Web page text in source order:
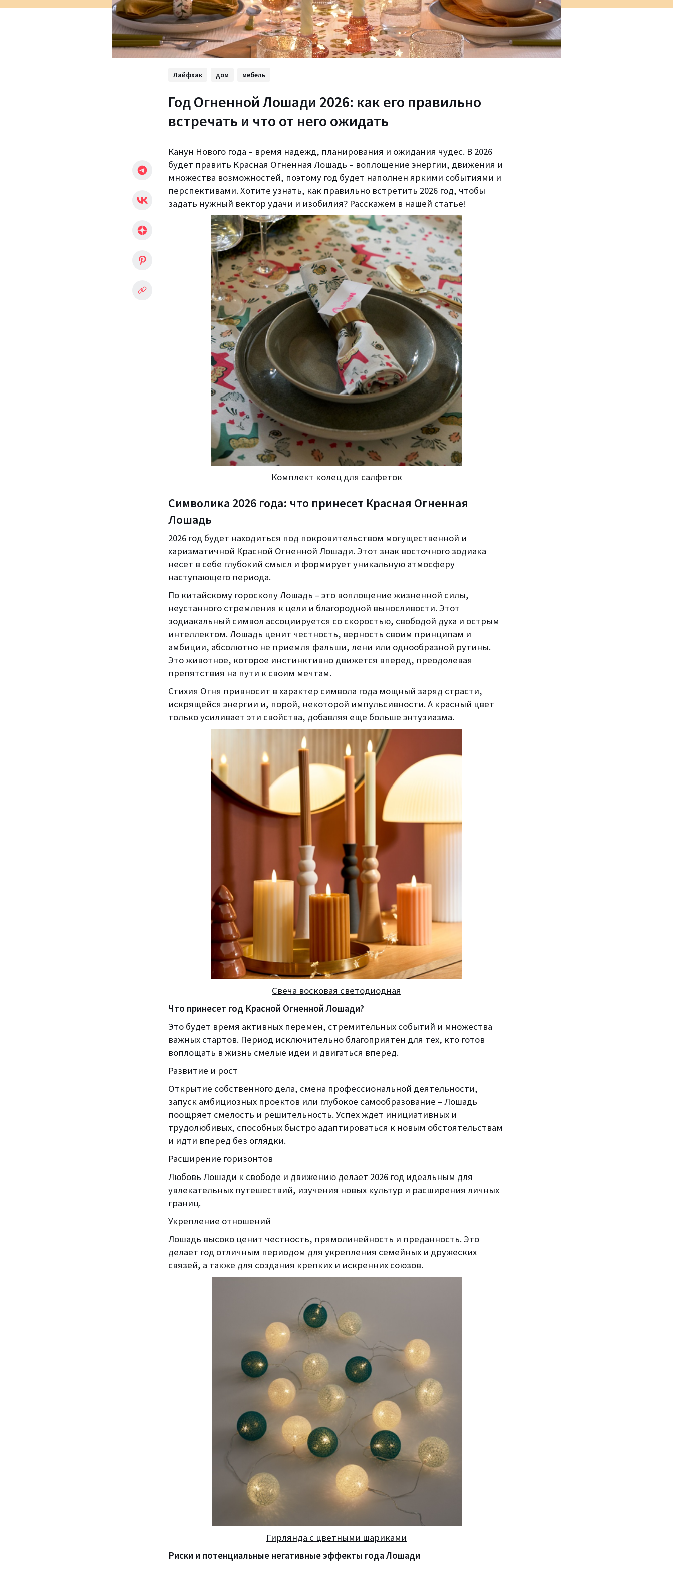
Лайфхак дом мебель
Год Огненной Лошади 2026: как его правильно
встречать и что от него ожидать
Канун Нового года – время надежд, планирования и ожидания чудес. В 2026
будет править Красная Огненная Лошадь – воплощение энергии, движения и
множества возможностей, поэтому год будет наполнен яркими событиями и
перспективами. Хотите узнать, как правильно встретить 2026 год, чтобы
задать нужный вектор удачи и изобилия? Расскажем в нашей статье!
Комплект колец для салфеток
Символика 2026 года: что принесет Красная Огненная
Лошадь
2026 год будет находиться под покровительством могущественной и
харизматичной Красной Огненной Лошади. Этот знак восточного зодиака
несет в себе глубокий смысл и формирует уникальную атмосферу
наступающего периода.
По китайскому гороскопу Лошадь – это воплощение жизненной силы,
неустанного стремления к цели и благородной выносливости. Этот
зодиакальный символ ассоциируется со скоростью, свободой духа и острым
интеллектом. Лошадь ценит честность, верность своим принципам и
амбиции, абсолютно не приемля фальши, лени или однообразной рутины.
Это животное, которое инстинктивно движется вперед, преодолевая
препятствия на пути к своим мечтам.
Стихия Огня привносит в характер символа года мощный заряд страсти,
искрящейся энергии и, порой, некоторой импульсивности. А красный цвет
только усиливает эти свойства, добавляя еще больше энтузиазма.
Свеча восковая светодиодная
Что принесет год Красной Огненной Лошади?
Это будет время активных перемен, стремительных событий и множества
важных стартов. Период исключительно благоприятен для тех, кто готов
воплощать в жизнь смелые идеи и двигаться вперед.
Развитие и рост
Открытие собственного дела, смена профессиональной деятельности,
запуск амбициозных проектов или глубокое самообразование – Лошадь
поощряет смелость и решительность. Успех ждет инициативных и
трудолюбивых, способных быстро адаптироваться к новым обстоятельствам
и идти вперед без оглядки.
Расширение горизонтов
Любовь Лошади к свободе и движению делает 2026 год идеальным для
увлекательных путешествий, изучения новых культур и расширения личных
границ.
Укрепление отношений
Лошадь высоко ценит честность, прямолинейность и преданность. Это
делает год отличным периодом для укрепления семейных и дружеских
связей, а также для создания крепких и искренних союзов.
Гирлянда с цветными шариками
Риски и потенциальные негативные эффекты года Лошади